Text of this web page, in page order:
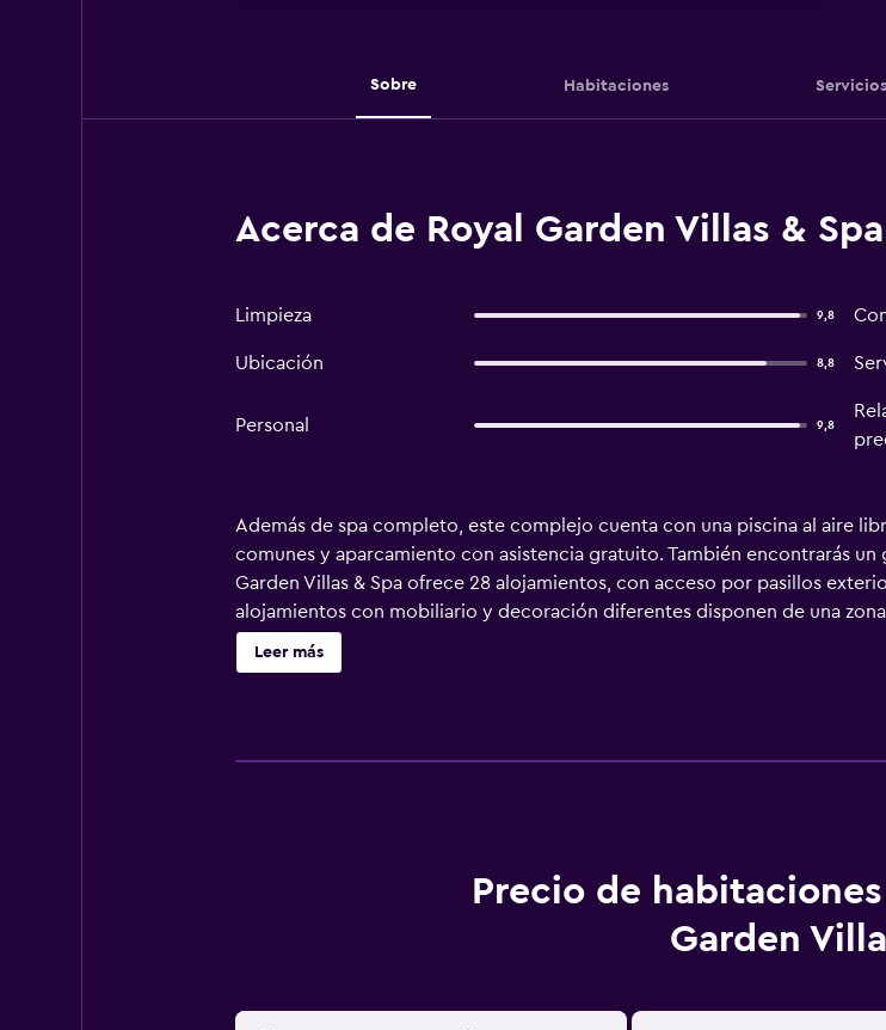
Sobre Habitaciones Servicios
Acerca de Royal Garden Villas &
Limpieza 9,8
Ubicación 8,8
Personal 9,8
Además de spa completo, este complejo cuenta con una piscina al aire
comunes y aparcamiento con asistencia gratuito. También encontrarás
Garden Villas & Spa ofrece 28 alojamientos, con acceso por pasillos
alojamientos con mobiliario y decoración diferentes disponen de una
canales por cable. En este complejo de 5 estrellas, los alojamientos
utensilios de cocina. Los baños están equipados con bañera y ducha
Leer más
Precio de
Garden